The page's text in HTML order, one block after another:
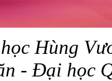
Hùng
- Đại học